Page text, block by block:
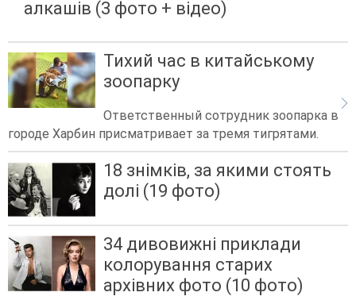
алкашів (3 фото + відео)
Тихий час в китайському
зоопарку
Ответственный сотрудник зоопарка в
городе Харбин присматривает за тремя тигрятами.
18 знімків, за якими стоять
долі (19 фото)
34 дивовижні приклади
колорування старих
архівних фото (10 фото)